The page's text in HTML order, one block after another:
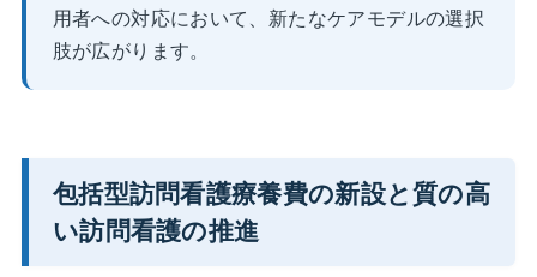
用者への対応において、新たなケアモデルの選択
肢が広がります。
包括型訪問看護療養費の新設と質の高
い訪問看護の推進